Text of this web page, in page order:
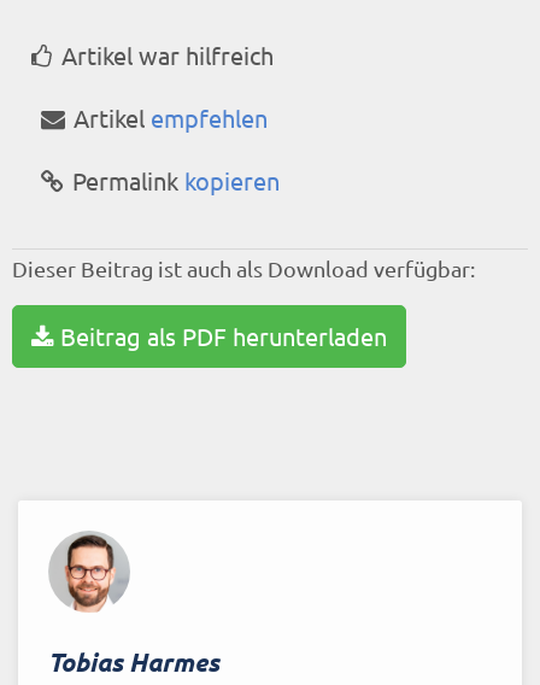
Artikel war hilfreich
Artikel empfehlen
Permalink kopieren
Dieser Beitrag ist auch als Download verfügbar:
Beitrag als PDF herunterladen
Tobias Harmes